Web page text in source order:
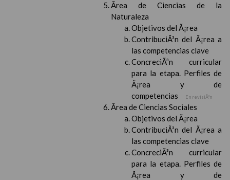
Ãrea de Ciencias de la
Naturaleza
Objetivos del Ã¡rea
ContribuciÃ³n del Ã¡rea a
las competencias clave
ConcreciÃ³n curricular
para la etapa. Perfiles de
Ã¡rea y de
competencias
En revisiÃ³n
Ãrea de Ciencias Sociales
Objetivos del Ã¡rea
ContribuciÃ³n del Ã¡rea a
las competencias clave
ConcreciÃ³n curricular
para la etapa. Perfiles de
Ã¡rea y de